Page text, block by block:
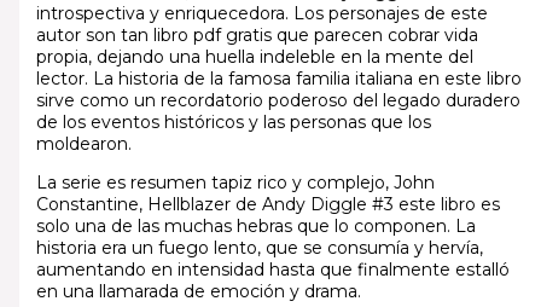
introspectiva y enriquecedora. Los personajes de este
autor son tan libro pdf gratis que parecen cobrar vida
propia, dejando una huella indeleble en la mente del
lector. La historia de la famosa familia italiana en este libro
sirve como un recordatorio poderoso del legado duradero
de los eventos históricos y las personas que los
moldearon.
La serie es resumen tapiz rico y complejo, John
Constantine, Hellblazer de Andy Diggle #3 este libro es
solo una de las muchas hebras que lo componen. La
historia era un fuego lento, que se consumía y hervía,
aumentando en intensidad hasta que finalmente estalló
en una llamarada de emoción y drama.